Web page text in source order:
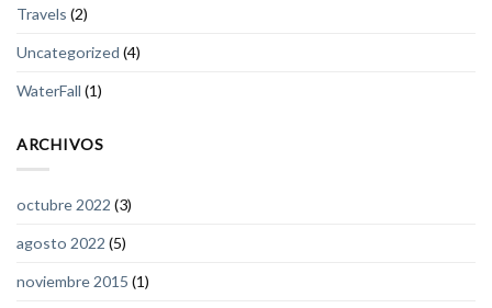
Travels (2)
Uncategorized (4)
WaterFall (1)
ARCHIVOS
octubre 2022 (3)
agosto 2022 (5)
noviembre 2015 (1)